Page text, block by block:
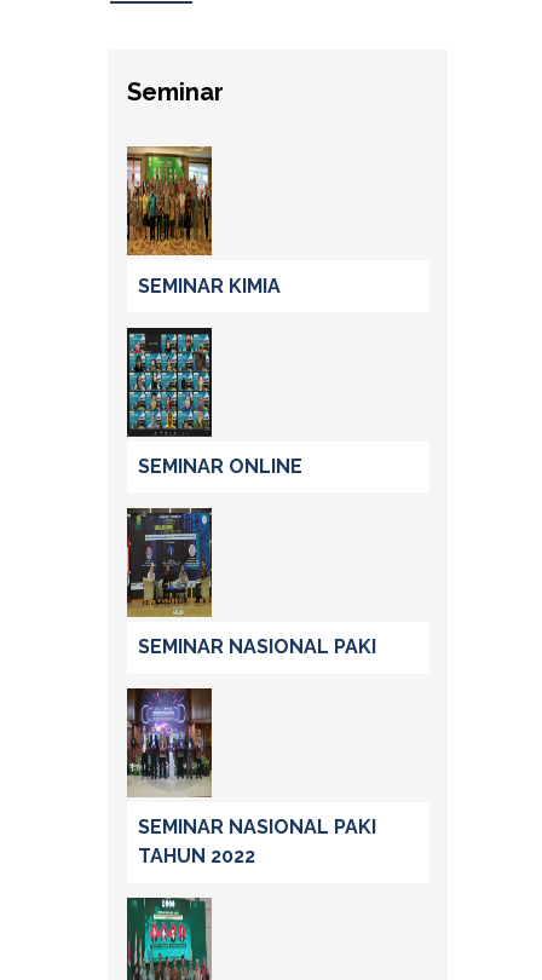
Seminar
SEMINAR KIMIA
SEMINAR ONLINE
SEMINAR NASIONAL PAKI
SEMINAR NASIONAL PAKI
TAHUN 2022